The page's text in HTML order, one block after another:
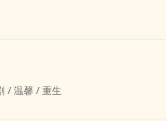
念随心动的搞了人家，没想到给自己
/ 温馨 / 重生